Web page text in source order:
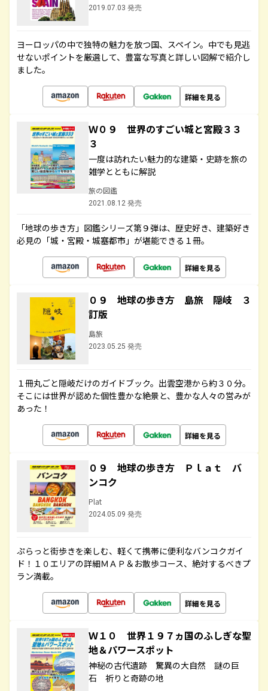
2019.07.03 発売
ヨーロッパの中で独特の魅力を放つ国、スペイン。中でも見逃
せないポイントを厳選して、豊富な写真と詳しい図解で紹介し
ました。
詳細を見る
Ｗ０９ 世界のすごい城と宮殿３３
３
一度は訪れたい魅力的な建築・史跡を旅の
雑学とともに解説
旅の図鑑
2021.08.12 発売
「地球の歩き方」図鑑シリーズ第９弾は、歴史好き、建築好き
必見の「城・宮殿・城塞都市」が堪能できる１冊。
詳細を見る
０９ 地球の歩き方 島旅 隠岐 ３
訂版
島旅
2023.05.25 発売
１冊丸ごと隠岐だけのガイドブック。出雲空港から約３０分。
そこには世界が認めた個性豊かな絶景と、豊かな人々の営みが
あった！
詳細を見る
０９ 地球の歩き方 Ｐｌａｔ バ
ンコク
Plat
2024.05.09 発売
ぷらっと街歩きを楽しむ、軽くて携帯に便利なバンコクガイ
ド！１０エリアの詳細ＭＡＰ＆お散歩コース、絶対するべきプ
ラン満載。
詳細を見る
Ｗ１０ 世界１９７ヵ国のふしぎな聖
地＆パワースポット
神秘の古代遺跡 驚異の大自然 謎の巨
石 祈りと奇跡の地